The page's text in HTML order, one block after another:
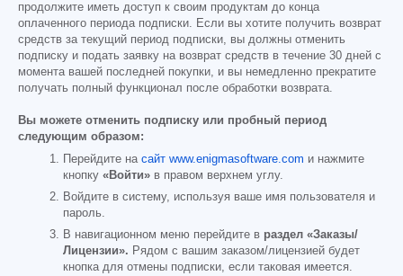
продолжите иметь доступ к своим продуктам до конца
оплаченного периода подписки. Если вы хотите получить возврат
средств за текущий период подписки, вы должны отменить
подписку и подать заявку на возврат средств в течение 30 дней с
момента вашей последней покупки, и вы немедленно прекратите
получать полный функционал после обработки возврата.
Вы можете отменить подписку или пробный период
следующим образом:
Перейдите на сайт www.enigmasoftware.com и нажмите
кнопку «Войти» в правом верхнем углу.
Войдите в систему, используя ваше имя пользователя и
пароль.
В навигационном меню перейдите в раздел «Заказы/
Лицензии». Рядом с вашим заказом/лицензией будет
кнопка для отмены подписки, если таковая имеется.